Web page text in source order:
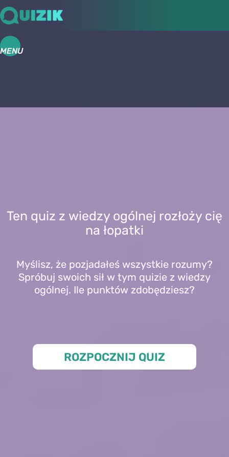
MENU
Ten quiz z wiedzy ogólnej rozłoży cię
na łopatki
Myślisz, że pozjadałeś wszystkie rozumy?
Spróbuj swoich sił w tym quizie z wiedzy
ogólnej. Ile punktów zdobędziesz?
ROZPOCZNIJ QUIZ